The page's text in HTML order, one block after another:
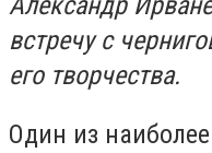
встречу с
его творчества.
Один из